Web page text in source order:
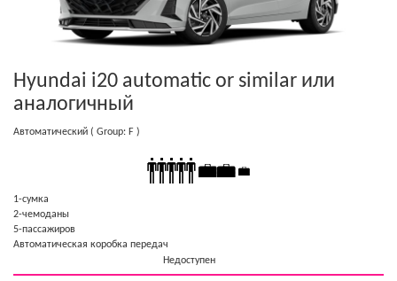
Hyundai i20 automatic or similar или
аналогичный
Автоматический ( Group: F )
1-cумка
2-чемоданы
5-пассажиров
Автоматическая коробка передач
Недоступен